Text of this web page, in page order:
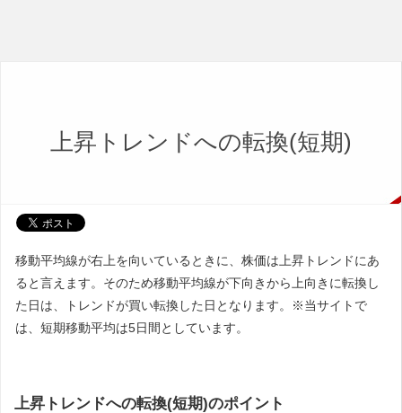
上昇トレンドへの転換(短期)
移動平均線が右上を向いているときに、株価は上昇トレンドにあ
ると言えます。そのため移動平均線が下向きから上向きに転換し
た日は、トレンドが買い転換した日となります。※当サイトで
は、短期移動平均は5日間としています。
上昇トレンドへの転換(短期)のポイント